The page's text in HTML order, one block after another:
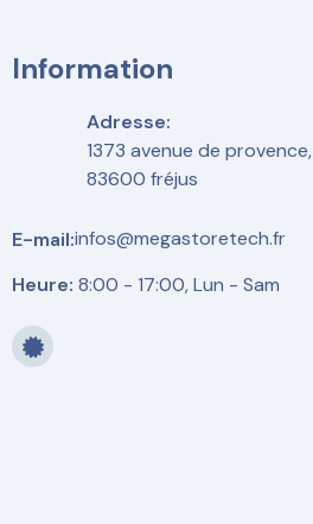
Information
Adresse:
1373 avenue de provence,
83600 fréjus
E-mail:infos@megastoretech.fr
Heure: 8:00 - 17:00, Lun - Sam